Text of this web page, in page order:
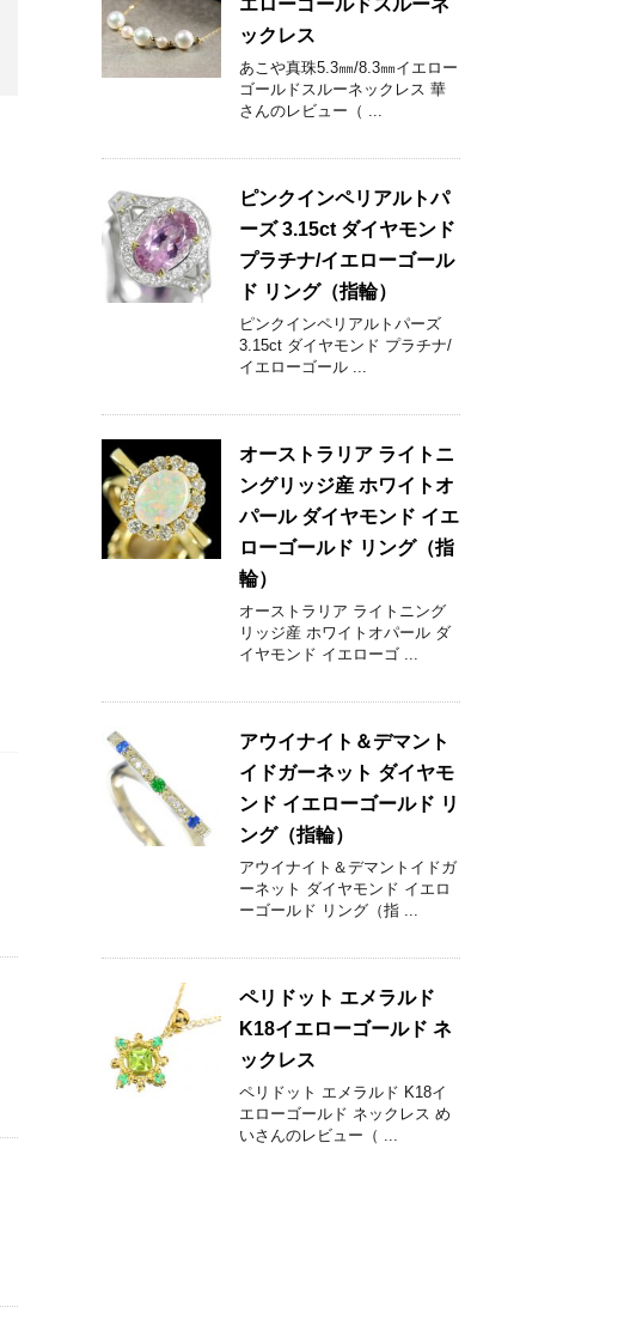
ックレス
あこや真珠5.3㎜/8.3㎜イエロー
ゴールドスルーネックレス 華
さんのレビュー（ ...
ピンクインペリアルトパ
ーズ 3.15ct ダイヤモンド
プラチナ/イエローゴール
ド リング（指輪）
ピンクインペリアルトパーズ
3.15ct ダイヤモンド プラチナ/
イエローゴール ...
オーストラリア ライトニ
ングリッジ産 ホワイトオ
パール ダイヤモンド イエ
ローゴールド リング（指
輪）
オーストラリア ライトニング
リッジ産 ホワイトオパール ダ
イヤモンド イエローゴ ...
アウイナイト＆デマント
イドガーネット ダイヤモ
ンド イエローゴールド リ
ング（指輪）
アウイナイト＆デマントイドガ
ーネット ダイヤモンド イエロ
ーゴールド リング（指 ...
ペリドット エメラルド
K18イエローゴールド ネ
ックレス
ペリドット エメラルド K18イ
エローゴールド ネックレス め
いさんのレビュー（ ...